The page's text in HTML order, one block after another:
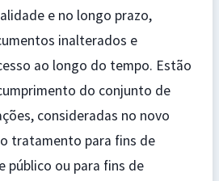
e no longo prazo,
inalterados e
ao longo do tempo. Estão
do conjunto de
consideradas no novo
tratamento para fins de
público ou para fins de